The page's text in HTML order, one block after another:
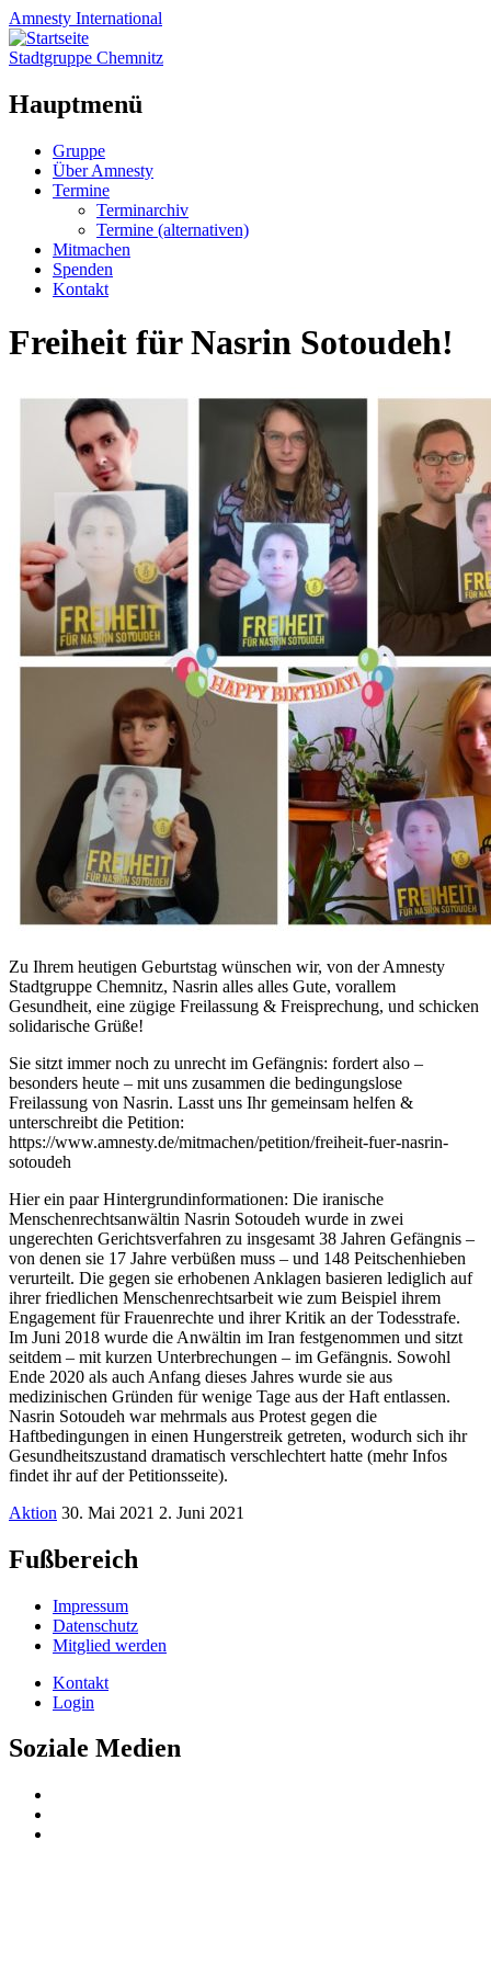
Amnesty International
Stadtgruppe Chemnitz
Hauptmenü
Zum
Inhalt
springen
Gruppe
Über Amnesty
Termine
Terminarchiv
Termine (alternativen)
Mitmachen
Spenden
Kontakt
Freiheit für Nasrin Sotoudeh!
Zu Ihrem heutigen Geburtstag wünschen wir, von der Amnesty
Stadtgruppe Chemnitz, Nasrin alles alles Gute, vorallem
Gesundheit, eine zügige Freilassung & Freisprechung, und schicken
solidarische Grüße!
Sie sitzt immer noch zu unrecht im Gefängnis: fordert also –
besonders heute – mit uns zusammen die bedingungslose
Freilassung von Nasrin. Lasst uns Ihr gemeinsam helfen &
unterschreibt die Petition:
https://www.amnesty.de/mitmachen/petition/freiheit-fuer-nasrin-
sotoudeh
Hier ein paar Hintergrundinformationen: Die iranische
Menschenrechtsanwältin Nasrin Sotoudeh wurde in zwei
ungerechten Gerichtsverfahren zu insgesamt 38 Jahren Gefängnis –
von denen sie 17 Jahre verbüßen muss – und 148 Peitschenhieben
verurteilt. Die gegen sie erhobenen Anklagen basieren lediglich auf
ihrer friedlichen Menschenrechtsarbeit wie zum Beispiel ihrem
Engagement für Frauenrechte und ihrer Kritik an der Todesstrafe.
Im Juni 2018 wurde die Anwältin im Iran festgenommen und sitzt
seitdem – mit kurzen Unterbrechungen – im Gefängnis. Sowohl
Ende 2020 als auch Anfang dieses Jahres wurde sie aus
medizinischen Gründen für wenige Tage aus der Haft entlassen.
Nasrin Sotoudeh war mehrmals aus Protest gegen die
Haftbedingungen in einen Hungerstreik getreten, wodurch sich ihr
Gesundheitszustand dramatisch verschlechtert hatte (mehr Infos
findet ihr auf der Petitionsseite).
Aktion 30. Mai 2021 2. Juni 2021
Fußbereich
Impressum
Datenschutz
Mitglied werden
Kontakt
Login
Soziale Medien